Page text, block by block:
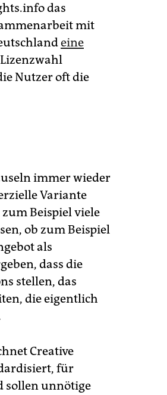
das
mit
eine
Nutzer oft die
immer wieder
Variante
Beispiel viele
ob zum Beispiel
als
dass die
stellen, das
die eigentlich
Creative
für
sollen unnötige